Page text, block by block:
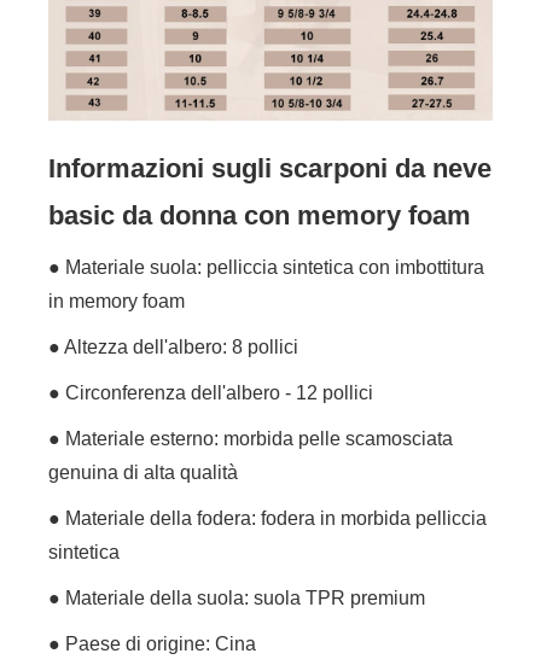
Informazioni sugli scarponi da neve
basic da donna con memory foam
● Materiale suola: pelliccia sintetica con imbottitura
in memory foam
● Altezza dell'albero: 8 pollici
● Circonferenza dell'albero - 12 pollici
● Materiale esterno: morbida pelle scamosciata
genuina di alta qualità
● Materiale della fodera: fodera in morbida pelliccia
sintetica
● Materiale della suola: suola TPR premium
● Paese di origine: Cina